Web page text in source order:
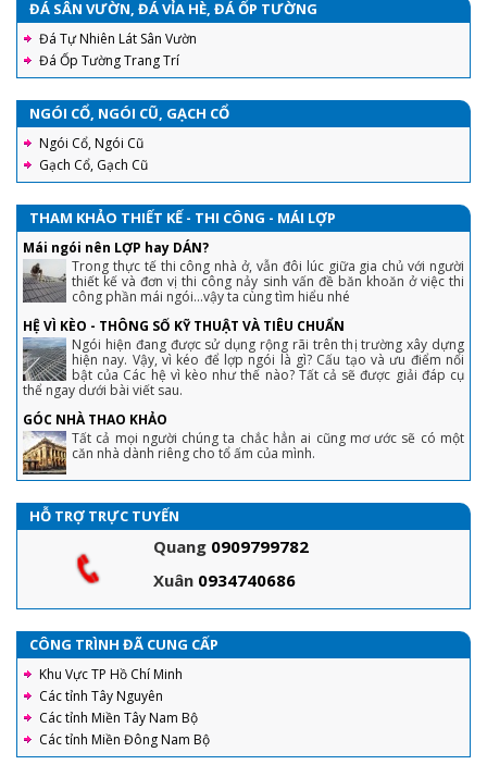
ĐÁ SÂN VƯỜN, ĐÁ VỈA HÈ, ĐÁ ỐP TƯỜNG
Đá Tự Nhiên Lát Sân Vườn
Đá Ốp Tường Trang Trí
NGÓI CỔ, NGÓI CŨ, GẠCH CỔ
Ngói Cổ, Ngói Cũ
Gạch Cổ, Gạch Cũ
THAM KHẢO THIẾT KẾ - THI CÔNG - MÁI LỢP
Mái ngói nên LỢP hay DÁN?
Trong thực tế thi công nhà ở, vẫn đôi lúc giữa gia chủ với người
thiết kế và đơn vị thi công nảy sinh vấn đề băn khoăn ở việc thi
công phần mái ngói...vậy ta cùng tìm hiểu nhé
HỆ VÌ KÈO - THÔNG SỐ KỸ THUẬT VÀ TIÊU CHUẨN
Ngói hiện đang được sử dụng rộng rãi trên thị trường xây dựng
hiện nay. Vậy, vì kéo để lợp ngói là gì? Cấu tạo và ưu điểm nổi
bật của Các hệ vì kèo như thế nào? Tất cả sẽ được giải đáp cụ
thể ngay dưới bài viết sau.
GÓC NHÀ THAO KHẢO
Tất cả mọi người chúng ta chắc hẳn ai cũng mơ ước sẽ có một
căn nhà dành riêng cho tổ ấm của mình.
HỖ TRỢ TRỰC TUYẾN
Quang 0909799782
Xuân 0934740686
CÔNG TRÌNH ĐÃ CUNG CẤP
Khu Vực TP Hồ Chí Minh
Các tỉnh Tây Nguyên
Các tỉnh Miền Tây Nam Bộ
Các tỉnh Miền Đông Nam Bộ